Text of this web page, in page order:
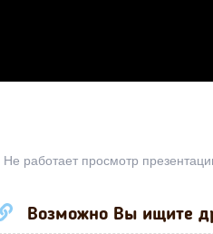
Не работает просмотр
Возможно Вы ищите